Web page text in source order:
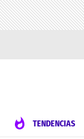
TENDENCIAS